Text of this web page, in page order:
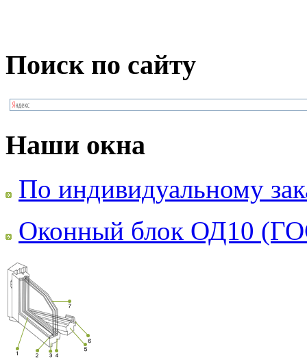
Поиск по сайту
Наши окна
По индивидуальному
Оконный блок ОД10